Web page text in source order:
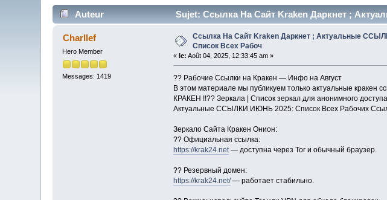
Auteur Sujet: Ссылка На Сайт Kraken Даркнет ;
Charllef
Hero Member
Messages: 1419
Ссылка На Сайт Kraken Даркнет ; Актуальные
Список Всех Рабоч
« le: Août 04, 2025, 12:33:45 am »
?? Рабочие Ссылки на Кракен — Инфо на Август
В этом материале мы публикуем только актуальные кракен
КРАКЕН !!?? Зеркала | Список зеркал для анонимного
Актуальные ССЫЛКИ ИЮНЬ 2025: Список Всех Рабочих
Зеркало Сайта Кракен Онион:
?? Официальная ссылка:
https://krak24.net— доступна через Tor и обычный браузер.
?? Резервный домен:
https://krak24.net/— работает стабильно.